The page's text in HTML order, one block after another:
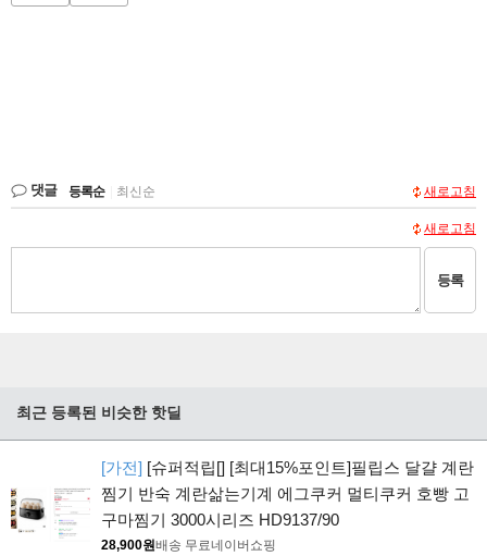
댓글 등록순 최신순 새로고침
새로고침
등록
최근 등록된 비슷한 핫딜
[가전] [슈퍼적립[] [최대15%포인트]필립스 달걀 계란
찜기 반숙 계란삶는기계 에그쿠커 멀티쿠커 호빵 고
구마찜기 3000시리즈 HD9137/90
28,900원배송 무료네이버쇼핑